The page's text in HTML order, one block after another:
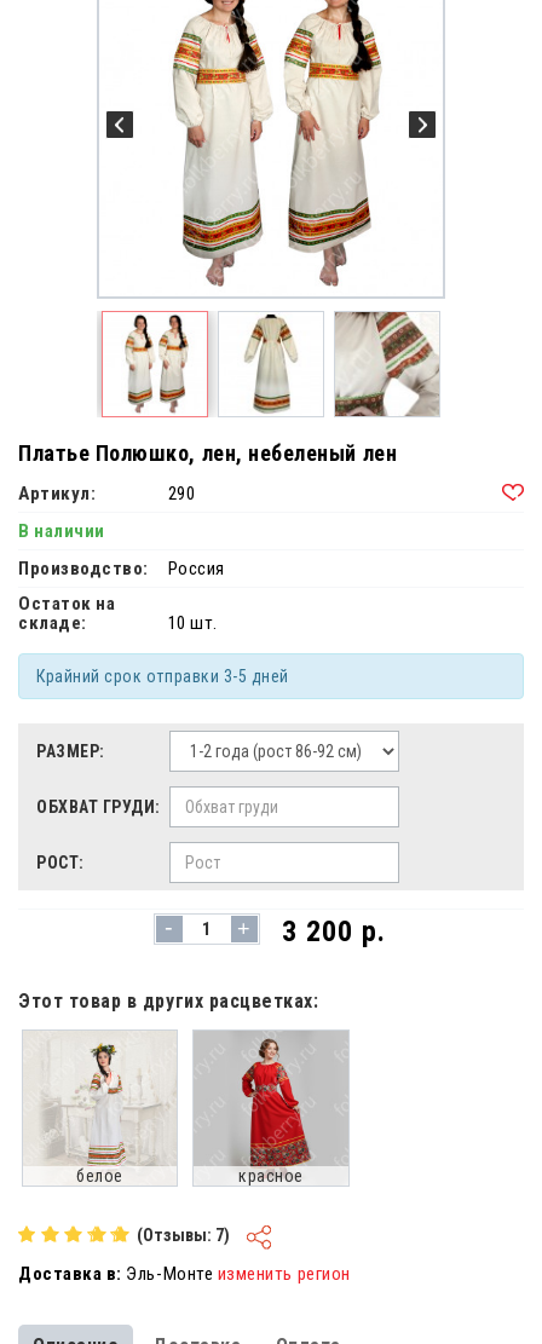
Платье Полюшко, лен, небеленый лен
Артикул:
290
В наличии
Производство:
Россия
Остаток на
складе:
10 шт.
Крайний срок отправки 3-5 дней
РАЗМЕР:
ОБХВАТ ГРУДИ:
РОСТ:
- + 3 200 р.
Этот товар в других расцветках:
белое красное
(Отзывы: 7)
Доставка в: Эль-Монте изменить регион